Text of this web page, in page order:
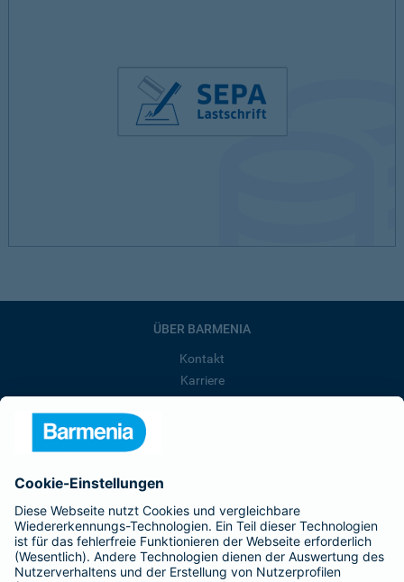
ÜBER BARMENIA
Kontakt
Karriere
Barmenia ist Teil der BarmeniaGothaer
BELIEBTE SEITEN
Kranken-Zusatzversicherung
Tierversicherungen